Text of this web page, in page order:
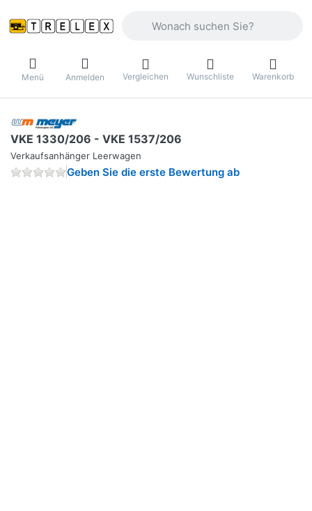
Menü Anmelden Vergleichen Wunschliste Warenkorb
VKE 1330/206 - VKE 1537/206
Verkaufsanhänger Leerwagen
Geben Sie die erste Bewertung ab